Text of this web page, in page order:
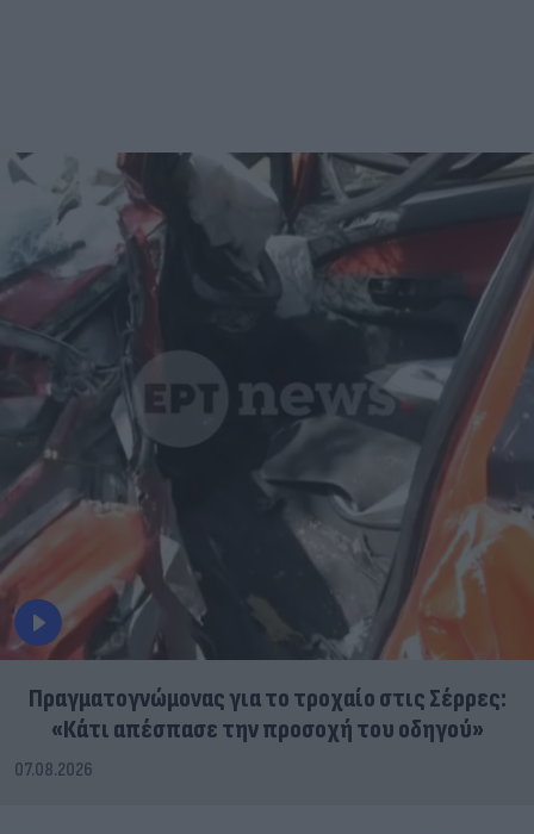
Πραγματογνώμονας για το τροχαίο στις Σέρρες:
«Κάτι απέσπασε την προσοχή του οδηγού»
07.08.2026